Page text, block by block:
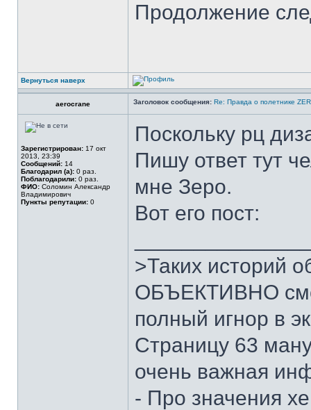
Продолжение
Вернуться наверх
aerocrane Заголовок сообщения: Re: Правда о полетнике
Зарегистрирован: 17 окт
2013, 23:39
Сообщений: 14
Благодарил (а): 0 раз.
Поблагодарили: 0 раз.
ФИО: Соломин Александр
Владимирович
Пункты репутации: 0
Поскольку рц
Пишу ответ тут
мне Зеро.
Вот его пост:
>Таких историй
ОБЪЕКТИВНО
полный игнор в
Страницу 63
очень важная
- Про значения